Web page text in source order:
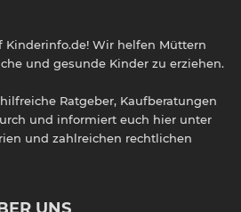
Wir helfen Müttern
und gesunde Kinder zu erziehen.
Ratgeber, Kaufberatungen
und informiert euch hier unter
und zahlreichen rechtlichen